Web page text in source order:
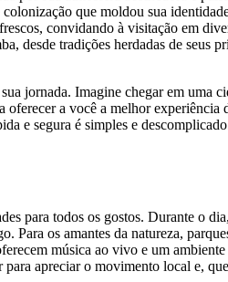
que moldou sua
convidando à visitação em
desde tradições herdadas de seus
jornada. Imagine chegar em uma
a você a melhor
e segura é simples e
para todos os gostos. Durante o
os amantes da natureza,
música ao vivo e um
apreciar o movimento local e,